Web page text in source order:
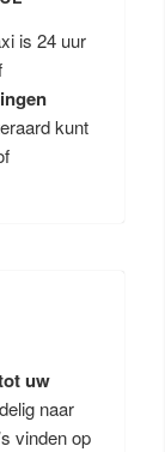
is 24 uur
kunt
uw
naar
vinden op